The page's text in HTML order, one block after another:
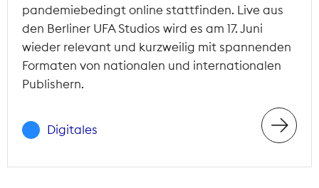
pandemiebedingt online stattfinden. Live aus
den Berliner UFA Studios wird es am 17. Juni
wieder relevant und kurzweilig mit spannenden
Formaten von nationalen und internationalen
Publishern.
Digitales